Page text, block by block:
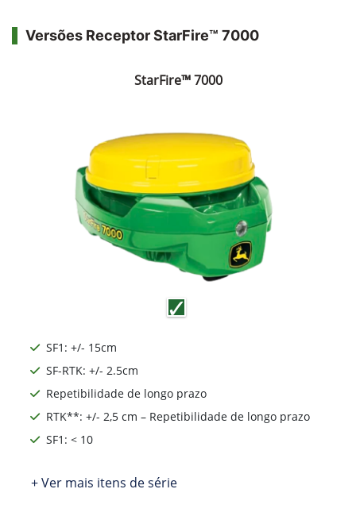
Versões Receptor StarFire™ 7000
StarFire™ 7000
SF1: +/- 15cm
SF-RTK: +/- 2.5cm
Repetibilidade de longo prazo
RTK**: +/- 2,5 cm – Repetibilidade de longo prazo
SF1: < 10
+ Ver mais itens de série